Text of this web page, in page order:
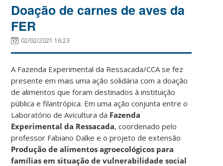
Doação de carnes de aves da
FER
02/02/2021 16:23
A Fazenda Experimental da Ressacada/CCA se fez
presente em mais uma ação solidária com a doação
de alimentos que foram destinados à instituição
pública e filantrópica. Em uma ação conjunta entre o
Laboratório de Avicultura da Fazenda
Experimental da Ressacada, coordenado pelo
professor Fabiano Dalke e o projeto de extensão
Produção de alimentos agroecológicos para
famílias em situação de vulnerabilidade social